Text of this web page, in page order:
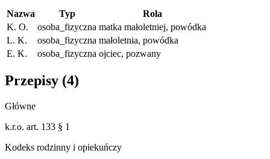
Nazwa Typ
Rola
K. O.
osoba_fizyczna matka małoletniej, powódka
L. K.
osoba_fizyczna małoletnia, powódka
E. K.
osoba_fizyczna ojciec, pozwany
Przepisy (4)
Główne
k.r.o. art. 133 § 1
Kodeks rodzinny i opiekuńczy